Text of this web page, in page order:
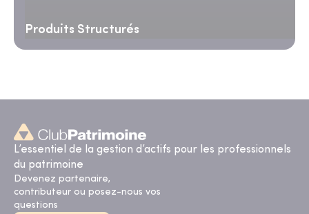
Produits Structurés
L’essentiel de la gestion d’actifs pour les professionnels
du patrimoine
Devenez partenaire,
contributeur ou posez-nous vos
questions